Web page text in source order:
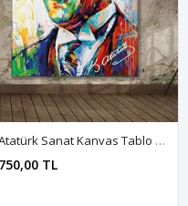
Atatürk Sanat Kanvas Tablo | Pamuk Dokulu Yüksek Netlik Baskı
750,00 TL